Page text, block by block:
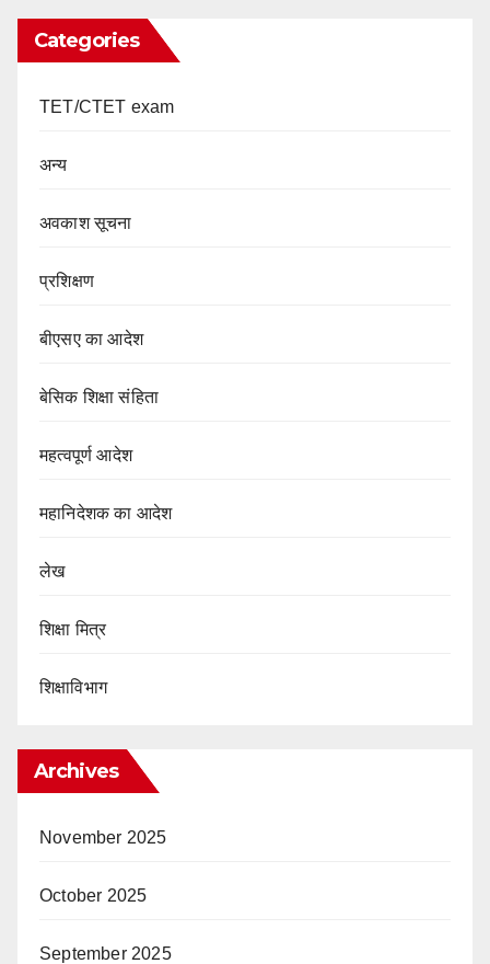
Categories
TET/CTET exam
अन्य
अवकाश सूचना
प्रशिक्षण
बीएसए का आदेश
बेसिक शिक्षा संहिता
महत्वपूर्ण आदेश
महानिदेशक का आदेश
लेख
शिक्षा मित्र
शिक्षाविभाग
Archives
November 2025
October 2025
September 2025